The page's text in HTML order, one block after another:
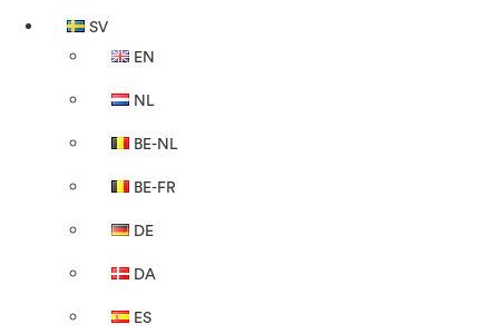
SV
EN
NL
BE-NL
BE-FR
DE
DA
ES